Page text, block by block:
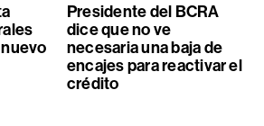
Presidente del BCRA
dice que no ve
necesaria una baja de
encajes para reactivar el
crédito